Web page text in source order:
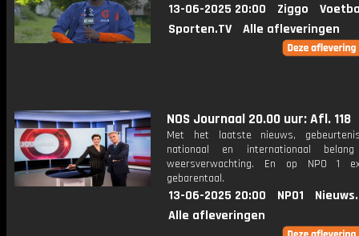
13-06-2025 20:00 Ziggo
Sporten.TV
Alle afleveringen
NOS Journaal 20.00 uur: Afl. 118
Met het laatste nieuws,
nationaal en internationaal
weersverwachting. En op NPO 1
gebarentaal.
13-06-2025 20:00 NPO1
Alle afleveringen